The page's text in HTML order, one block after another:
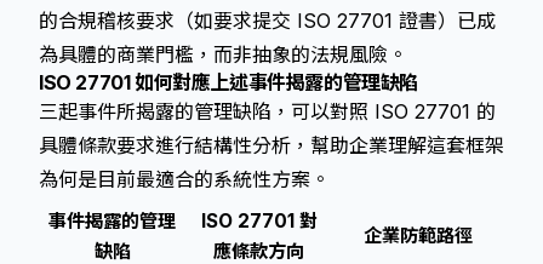
的合規稽核要求（如要求提交 ISO 27701 證書）已成
為具體的商業門檻，而非抽象的法規風險。
ISO 27701 如何對應上述事件揭露的管理缺陷
三起事件所揭露的管理缺陷，可以對照 ISO 27701 的
具體條款要求進行結構性分析，幫助企業理解這套框架
為何是目前最適合的系統性方案。
事件揭露的管理
缺陷
ISO 27701 對
應條款方向
企業防範路徑